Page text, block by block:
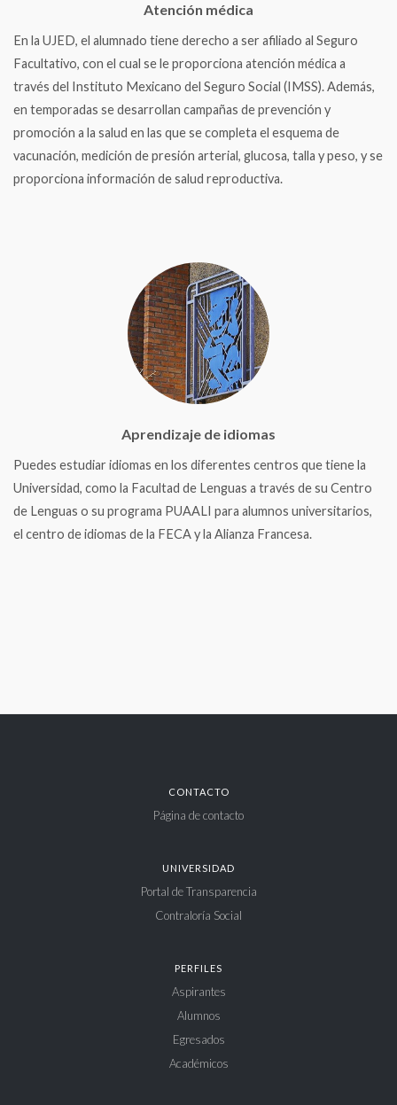
Atención médica
En la UJED, el alumnado tiene derecho a ser afiliado al Seguro
Facultativo, con el cual se le proporciona atención médica a
través del Instituto Mexicano del Seguro Social (IMSS). Además,
en temporadas se desarrollan campañas de prevención y
promoción a la salud en las que se completa el esquema de
vacunación, medición de presión arterial, glucosa, talla y peso, y se
proporciona información de salud reproductiva.
Aprendizaje de idiomas
Puedes estudiar idiomas en los diferentes centros que tiene la
Universidad, como la Facultad de Lenguas a través de su Centro
de Lenguas o su programa PUAALI para alumnos universitarios,
el centro de idiomas de la FECA y la Alianza Francesa.
CONTACTO
Página de contacto
UNIVERSIDAD
Portal de Transparencia
Contraloría Social
PERFILES
Aspirantes
Alumnos
Egresados
Académicos